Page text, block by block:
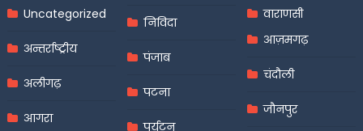
Uncategorized
अन्तर्राष्ट्रीय
अलीगढ़
आगरा
निविदा
पंजाब
पटना
पर्यटन
वाराणसी
आज़मगढ़
चंदौली
जौनपुर